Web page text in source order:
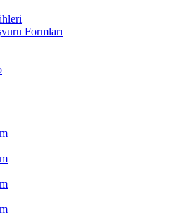
Formları